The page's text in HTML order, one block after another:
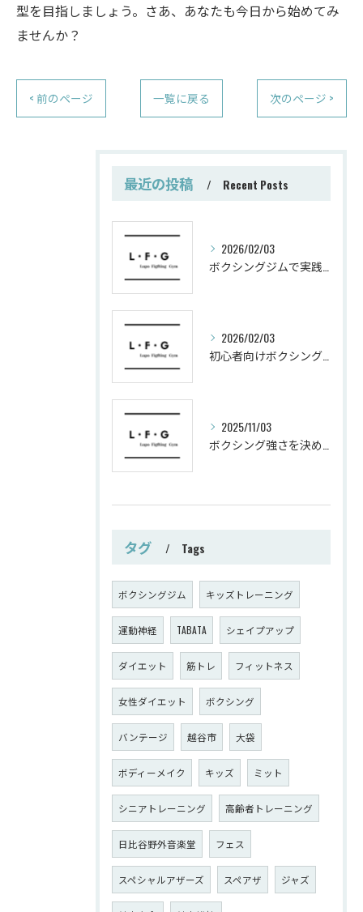
型を目指しましょう。さあ、あなたも今日から始めてみ
ませんか？
< 前のページ 一覧に戻る 次のページ >
最近の投稿 Recent Posts
2026/02/03
2026/02/03
2025/11/03
タグ Tags
ボクシングジム キッズトレーニング
運動神経 TABATA シェイプアップ
ダイエット 筋トレ フィットネス
女性ダイエット ボクシング
バンテージ 越谷市 大袋
ボディーメイク キッズ ミット
シニアトレーニング 高齢者トレーニング
日比谷野外音楽堂 フェス
スペシャルアザーズ スペアザ ジャズ